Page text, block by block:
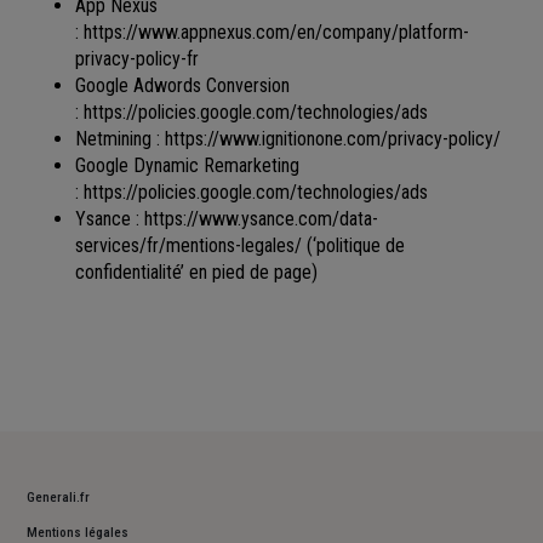
App Nexus
: https://www.appnexus.com/en/company/platform-
privacy-policy-fr
Google Adwords Conversion
: https://policies.google.com/technologies/ads
Netmining : https://www.ignitionone.com/privacy-policy/
Google Dynamic Remarketing
: https://policies.google.com/technologies/ads
Ysance : https://www.ysance.com/data-
services/fr/mentions-legales/ (‘politique de
confidentialité’ en pied de page)
Generali.fr
Mentions légales